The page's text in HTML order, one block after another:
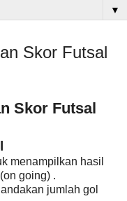
▼
Skor Futsal
Skor Futsal
menampilkan hasil
going) .
jumlah gol